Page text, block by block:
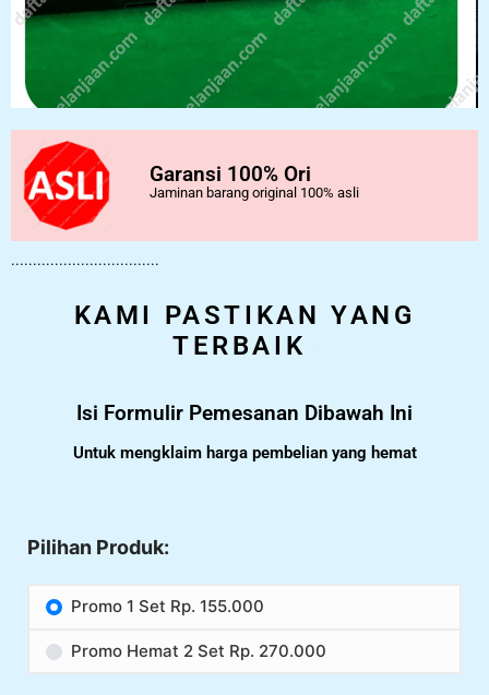
Garansi 100% Ori
Jaminan barang original 100% asli
..................................
KAMI PASTIKAN YANG
TERBAIK
Isi Formulir Pemesanan Dibawah Ini
Untuk mengklaim harga pembelian yang hemat
Pilihan Produk:
Promo 1 Set Rp. 155.000
Promo Hemat 2 Set Rp. 270.000